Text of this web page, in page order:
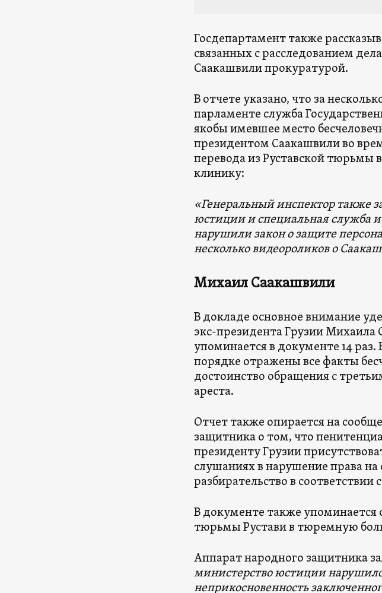
Госдепартамент также
связанных с расследованием
Саакашвили прокуратурой.
В отчете указано, что за
парламенте служба
якобы имевшее место
президентом Саакашвили во
перевода из Руставской
клинику:
«Генеральный инспектор также
юстиции и специальная служба
нарушили закон о защите
несколько видеороликов о
Михаил Саакашвили
В докладе основное внимание
экс-президента Грузии
упоминается в документе 14
порядке отражены все факты
достоинство обращения с
ареста.
Отчет также опирается на
защитника о том, что
президенту Грузии
слушаниях в нарушение права на
разбирательство в соответствии
В документе также упоминается
тюрьмы Рустави в тюремную
Аппарат народного защитника
министерство юстиции нарушило
неприкосновенность